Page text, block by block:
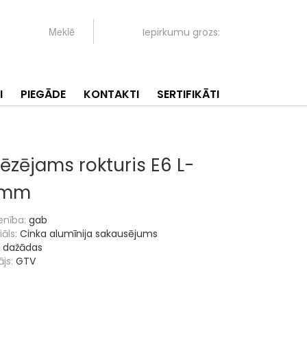
Iepirkumu grozs:
PIEGĀDE KONTAKTI SERTIFIKĀTI
rokturis E6 L-
gab
Cinka alumīnija sakausējums
dažādas
GTV